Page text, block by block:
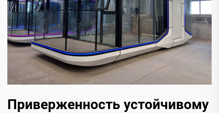
Приверженность устойчивому